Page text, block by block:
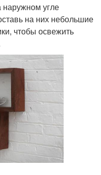
наружном угле
на них небольшие
чтобы освежить